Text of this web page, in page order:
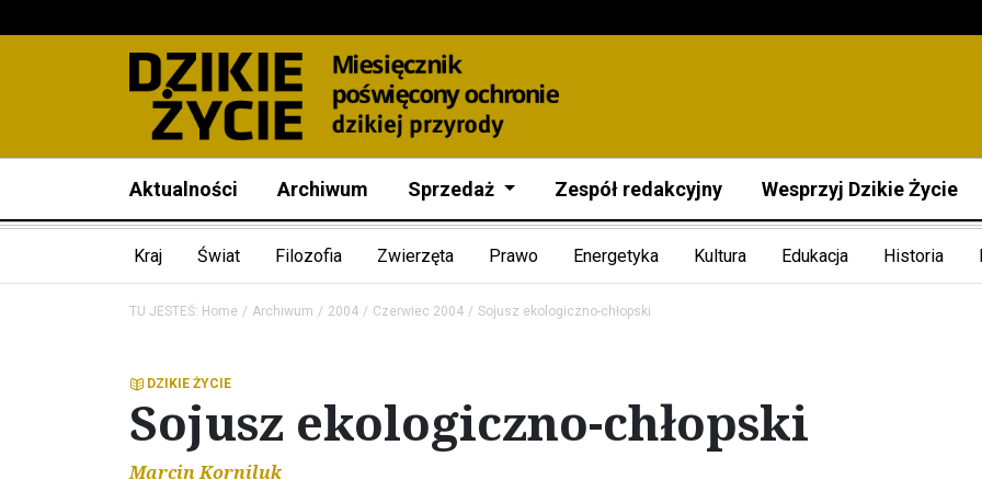
Aktualności Archiwum Sprzedaż Zespół redakcyjny Wesprzyj Dzikie Życie
Kraj Świat Filozofia Zwierzęta Prawo Energetyka Kultura Edukacja Historia
TU JESTEŚ: Home Archiwum 2004 Czerwiec 2004 Sojusz ekologiczno-chłopski
DZIKIE ŻYCIE
Sojusz ekologiczno-chłopski
Marcin Korniluk